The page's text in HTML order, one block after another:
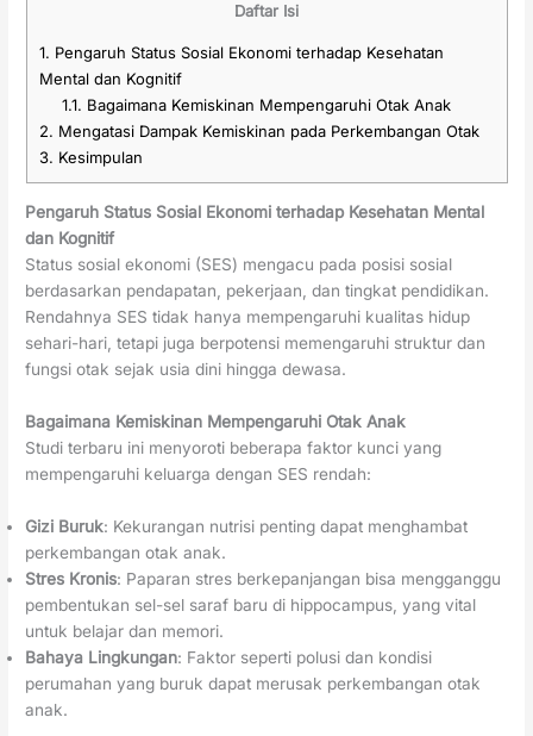
Daftar Isi
1. Pengaruh Status Sosial Ekonomi terhadap Kesehatan
Mental dan Kognitif
1.1. Bagaimana Kemiskinan Mempengaruhi Otak Anak
2. Mengatasi Dampak Kemiskinan pada Perkembangan Otak
3. Kesimpulan
Pengaruh Status Sosial Ekonomi terhadap Kesehatan Mental
dan Kognitif
Status sosial ekonomi (SES) mengacu pada posisi sosial
berdasarkan pendapatan, pekerjaan, dan tingkat pendidikan.
Rendahnya SES tidak hanya mempengaruhi kualitas hidup
sehari-hari, tetapi juga berpotensi memengaruhi struktur dan
fungsi otak sejak usia dini hingga dewasa.
Bagaimana Kemiskinan Mempengaruhi Otak Anak
Studi terbaru ini menyoroti beberapa faktor kunci yang
mempengaruhi keluarga dengan SES rendah:
Gizi Buruk: Kekurangan nutrisi penting dapat menghambat
perkembangan otak anak.
Stres Kronis: Paparan stres berkepanjangan bisa mengganggu
pembentukan sel-sel saraf baru di hippocampus, yang vital
untuk belajar dan memori.
Bahaya Lingkungan: Faktor seperti polusi dan kondisi
perumahan yang buruk dapat merusak perkembangan otak
anak.